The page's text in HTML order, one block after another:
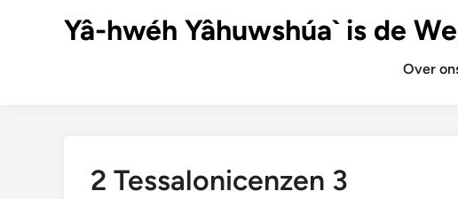
Yâ-hwéh Yâhuwshúa` is de
Over
2 Tessalonicenzen 3